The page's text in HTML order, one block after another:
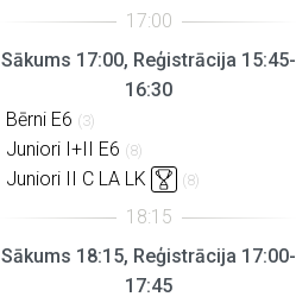
Sākums 17:00, Reģistrācija 15:45-
16:30
Bērni E6 (3)
Juniori I+II E6 (8)
Juniori II C LA LK (8)
Sākums 18:15, Reģistrācija 17:00-
17:45